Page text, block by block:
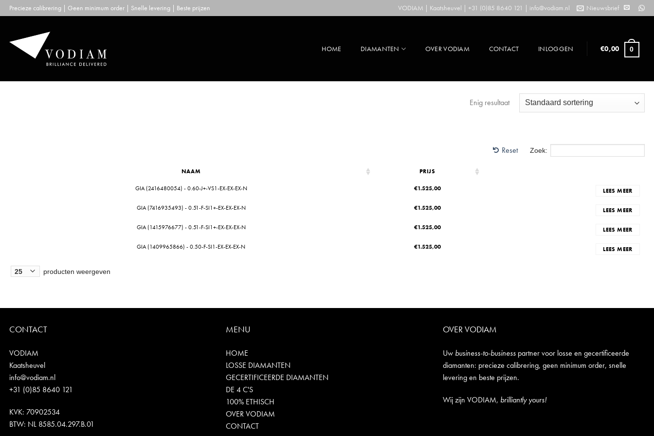
Skip
to
Precieze calibrering | Geen minimum order | Snelle levering | Beste prijzen VODIAM | Kaatsheuvel | +31 (0)85 8640 121 | info@vodiam.nl Nieuwsbrief
HOME DIAMANTEN OVER VODIAM CONTACT INLOGGEN €0,00 0
Enig resultaat
Reset Zoek:
NAAM PRIJS
GIA (2416480054) - 0.60-J+-VS1-EX-EX-EX-N €1.525,00 LEES MEER
GIA (7416935493) - 0.51-F-SI1+-EX-EX-EX-N €1.525,00 LEES MEER
GIA (1415976677) - 0.51-F-SI1+-EX-EX-EX-N €1.525,00 LEES MEER
GIA (1409965866) - 0.50-F-SI1-EX-EX-EX-N €1.525,00 LEES MEER
producten weergeven
CONTACT
VODIAM
Kaatsheuvel
info@vodiam.nl
+31 (0)85 8640 121
KVK: 70902534
BTW: NL 8585.04.297.B.01
MENU
HOME
LOSSE DIAMANTEN
GECERTIFICEERDE DIAMANTEN
DE 4 C'S
100% ETHISCH
OVER VODIAM
CONTACT
OVER VODIAM
Uw business-to-businesspartner voor losse en gecertificeerde
diamanten: precieze calibrering, geen minimum order, snelle
levering en beste prijzen.
Wij zijn VODIAM, brilliantly yours!